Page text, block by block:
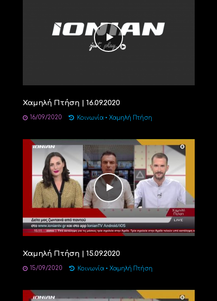
Χαμηλή Πτήση | 16.09.2020
16/09/2020 Κοινωνία • Χαμηλή Πτήση
Χαμηλή Πτήση | 15.09.2020
15/09/2020 Κοινωνία • Χαμηλή Πτήση